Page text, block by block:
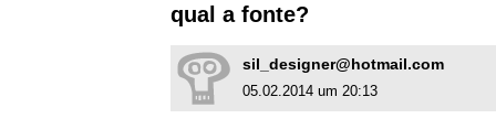
qual a fonte?
sil_designer@hotmail.com
05.02.2014 um 20:13